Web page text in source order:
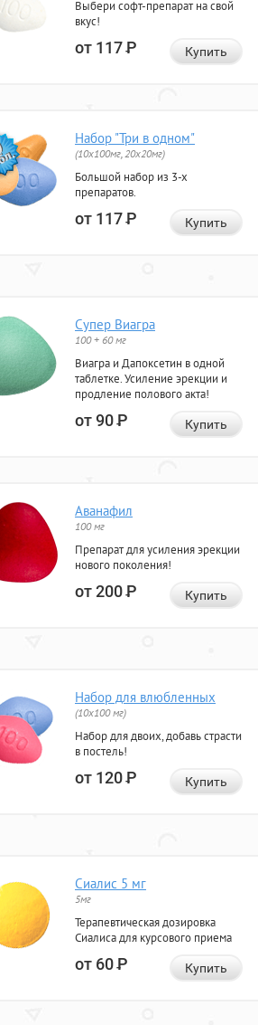
Выбери софт-препарат на свой
вкус!
от 117Р Купить
Набор "Три в одном"
(10x100мг, 20x20мг)
Большой набор из 3-х
препаратов.
от 117Р Купить
Супер Виагра
100 + 60 мг
Виагра и Дапоксетин в одной
таблетке. Усиление эрекции и
продление полового акта!
от 90Р Купить
Аванафил
100 мг
Препарат для усиления эрекции
нового поколения!
от 200Р Купить
Набор для влюбленных
(10х100 мг)
Набор для двоих, добавь страсти
в постель!
от 120Р Купить
Сиалис 5 мг
5мг
Терапевтическая дозировка
Сиалиса для курсового приема
от 60Р Купить